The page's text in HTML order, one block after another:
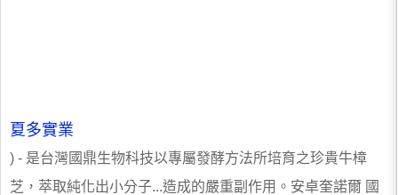
夏多實業
) - 是台灣國鼎生物科技以專屬發酵方法所培育之珍貴牛樟
芝，萃取純化出小分子...造成的嚴重副作用。安卓奎諾爾 國